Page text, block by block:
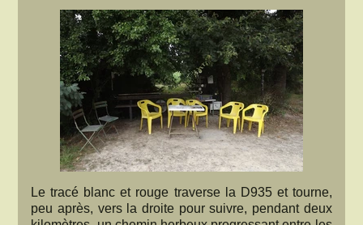
Le tracé blanc et rouge traverse la D935 et tourne,
peu après, vers la droite pour suivre, pendant deux